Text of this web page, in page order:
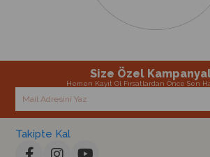
Size Özel
Hemen Kayıt Ol Fırsatlardan Önce Sen
Takipte Kal